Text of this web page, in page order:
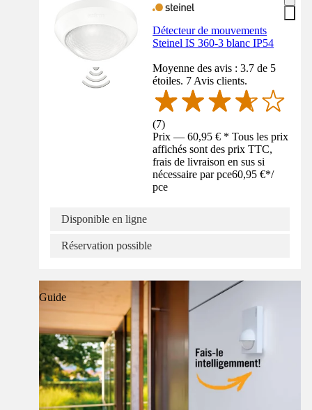
Détecteur de mouvements
Steinel IS 360-3 blanc IP54
Moyenne des avis : 3.7 de 5
étoiles. 7 Avis clients.
(7)
Prix — 60,95 € * Tous les prix
affichés sont des prix TTC,
frais de livraison en sus si
nécessaire par pce60,95 €*/
pce
Disponible en ligne
Réservation possible
Guide